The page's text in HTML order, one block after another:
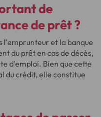
de
de prêt ?
l'emprunteur et la banque
du prêt en cas de décès,
d'emploi. Bien que cette
du crédit, elle constitue